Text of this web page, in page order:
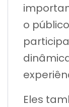
o
Eles